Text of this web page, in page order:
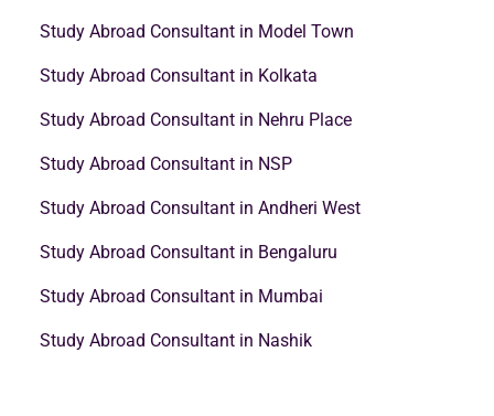
Study Abroad Consultant in Model Town
Study Abroad Consultant in Kolkata
Study Abroad Consultant in Nehru Place
Study Abroad Consultant in NSP
Study Abroad Consultant in Andheri West
Study Abroad Consultant in Bengaluru
Study Abroad Consultant in Mumbai
Study Abroad Consultant in Nashik